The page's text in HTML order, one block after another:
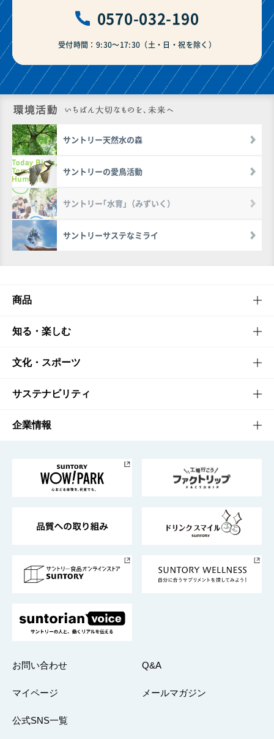
開
ま
す。
イ
を
開
き
ま
す。
0570-032-190
受付時間：9:30～17:30（土・日・祝を除く）
サントリー天然水の森
サントリーの愛鳥活動
サントリー｢水育｣（みずいく）
サントリーサステなミライ
商品
商品TOP
商品一覧
商品発売情報
栄養成分一覧
知る・楽しむ
知る・楽しむTOP
キャンペーン
工場見学
地域情報
文化・スポーツ
文化・スポーツTOP
サントリーホール
サントリーサンバーズ大阪
サステナビリティ
サステナビリティTOP
サントリーが考えるサステナビリティ経営
企業情報
企業概要
採用情報
お問い合わせ Q&A
マイページ メールマガジン
公式SNS一覧